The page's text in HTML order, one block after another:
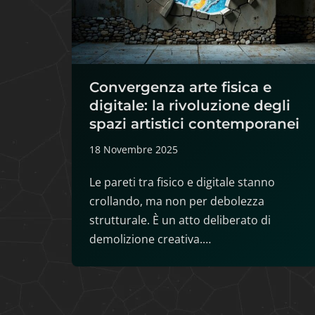
Convergenza arte fisica e
digitale: la rivoluzione degli
spazi artistici contemporanei
18 Novembre 2025
Le pareti tra fisico e digitale stanno
crollando, ma non per debolezza
strutturale. È un atto deliberato di
demolizione creativa.…